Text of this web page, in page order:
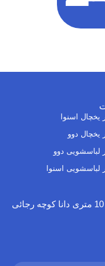
یخچال اسنوا
یخچال دوو
لباسشویی دوو
لباسشویی اسنوا
تهران سه راه افسریه شهرک رضویه 10 متری دانا کوچه رجائی